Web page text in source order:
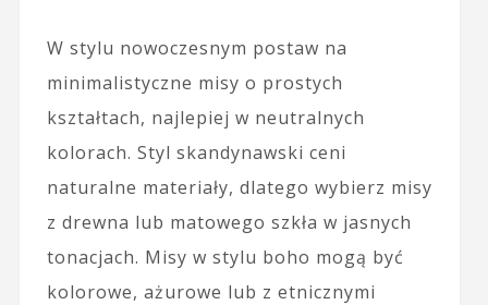
W stylu nowoczesnym postaw na
minimalistyczne misy o prostych
kształtach, najlepiej w neutralnych
kolorach. Styl skandynawski ceni
naturalne materiały, dlatego wybierz misy
z drewna lub matowego szkła w jasnych
tonacjach. Misy w stylu boho mogą być
kolorowe, ażurowe lub z etnicznymi